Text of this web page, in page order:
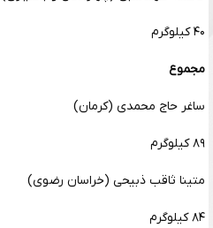
۴۰ کیلوگرم
مجموع
ساغر حاج محمدی (کرمان)
۸۹ کیلوگرم
متینا ثاقب ذبیحی (خراسان رضوی)
۸۴ کیلوگرم